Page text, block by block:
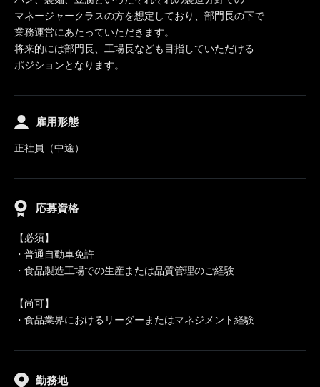
マネージャークラスの方を想定しており、部門長の下で
業務運営にあたっていただきます。
将来的には部門長、工場長なども目指していただける
ポジションとなります。
雇用形態
正社員（中途）
応募資格
【必須】
・普通自動車免許
・食品製造工場での生産または品質管理のご経験
【尚可】
・食品業界におけるリーダーまたはマネジメント経験
勤務地